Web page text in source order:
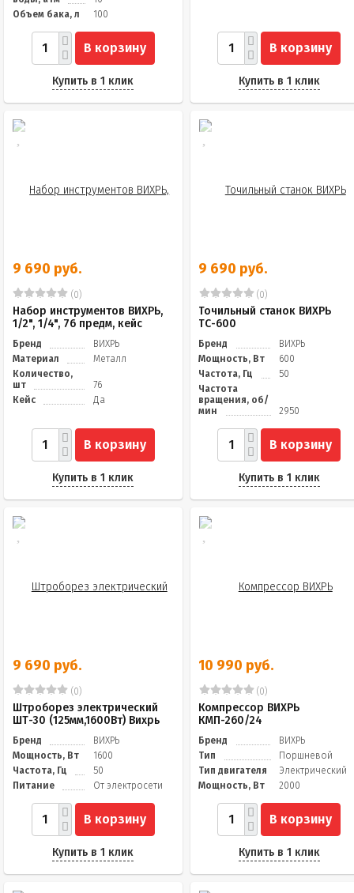
Объем бака, л
100
В корзину
Купить в 1 клик
В корзину
Купить в 1 клик
9 690 руб.
(0)
Набор инструментов ВИХРЬ,
1/2", 1/4", 76 предм, кейс
Бренд
ВИХРЬ
Материал
Металл
Количество,
шт
76
Кейс
Да
В корзину
Купить в 1 клик
9 690 руб.
(0)
Точильный станок ВИХРЬ
ТС-600
Бренд
ВИХРЬ
Мощность, Вт
600
Частота, Гц
50
Частота
вращения, об/
мин
2950
В корзину
Купить в 1 клик
9 690 руб.
(0)
Штроборез электрический
ШТ-30 (125мм,1600Вт) Вихрь
Бренд
ВИХРЬ
Мощность, Вт
1600
Частота, Гц
50
Питание
От электросети
В корзину
Купить в 1 клик
10 990 руб.
(0)
Компрессор ВИХРЬ
КМП-260/24
Бренд
ВИХРЬ
Тип
Поршневой
Тип двигателя
Электрический
Мощность, Вт
2000
В корзину
Купить в 1 клик